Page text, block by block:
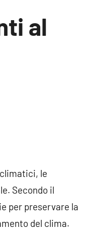
al
le
Secondo il
per preservare la
del clima.